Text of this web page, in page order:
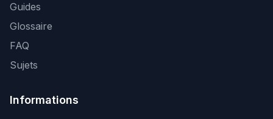
Guides
Glossaire
FAQ
Sujets
Informations